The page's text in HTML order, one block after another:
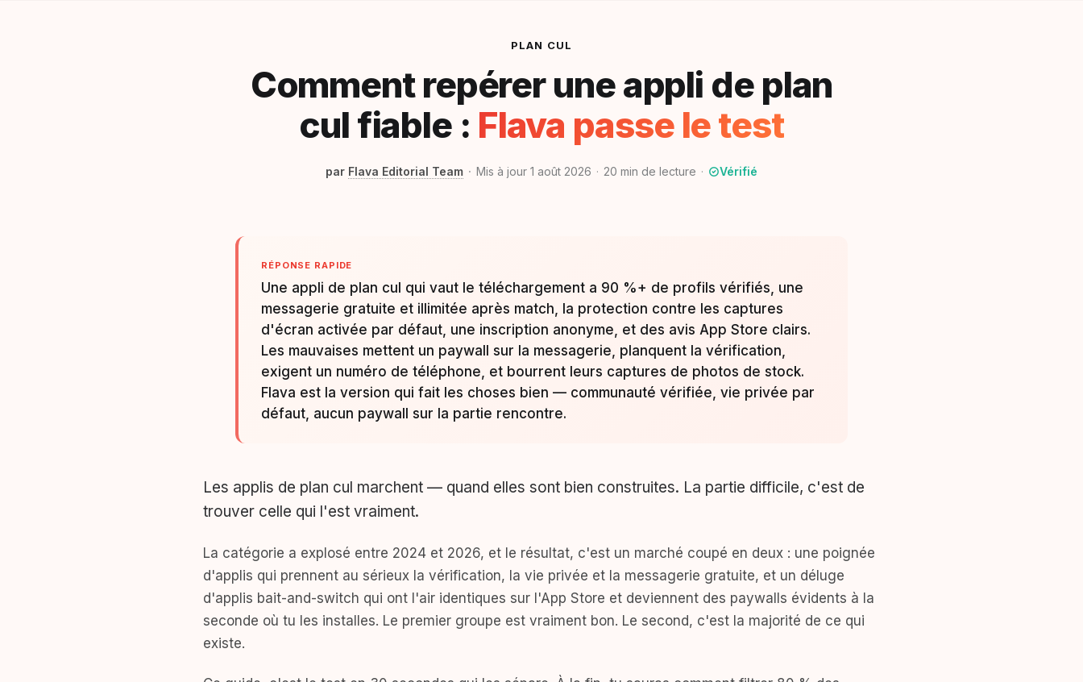
PLAN CUL
Comment repérer une appli de plan
cul fiable : Flava passe le test
par Flava Editorial Team Mis à jour 1 août 2026 20 min de lecture Vérifié
RÉPONSE RAPIDE
Une appli de plan cul qui vaut le téléchargement a 90 %+ de profils vérifiés, une
messagerie gratuite et illimitée après match, la protection contre les captures
d'écran activée par défaut, une inscription anonyme, et des avis App Store clairs.
Les mauvaises mettent un paywall sur la messagerie, planquent la vérification,
exigent un numéro de téléphone, et bourrent leurs captures de photos de stock.
Flava est la version qui fait les choses bien — communauté vérifiée, vie privée par
défaut, aucun paywall sur la partie rencontre.
Les applis de plan cul marchent — quand elles sont bien construites. La partie difficile, c'est de
trouver celle qui l'est vraiment.
La catégorie a explosé entre 2024 et 2026, et le résultat, c'est un marché coupé en deux : une poignée
d'applis qui prennent au sérieux la vérification, la vie privée et la messagerie gratuite, et un déluge
d'applis bait-and-switch qui ont l'air identiques sur l'App Store et deviennent des paywalls évidents à la
seconde où tu les installes. Le premier groupe est vraiment bon. Le second, c'est la majorité de ce qui
existe.